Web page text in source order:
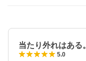
当たり外れはある
5.0